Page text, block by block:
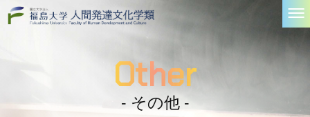
Other
- その他 -